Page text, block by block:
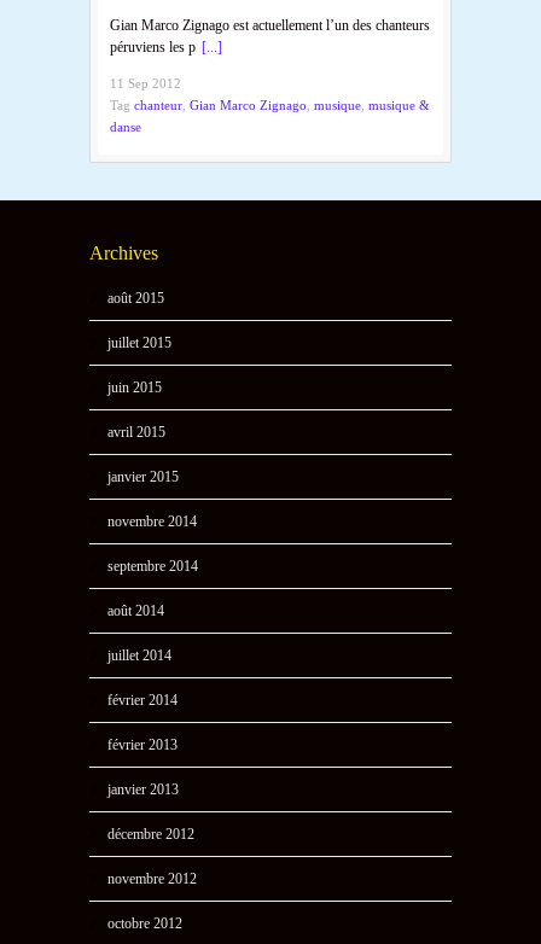
Gian Marco Zignago est actuellement l’un des chanteurs
péruviens les p [...]
11 Sep 2012
Tag chanteur Gian Marco Zignago musique musique &
danse
Archives
août 2015
juillet 2015
juin 2015
avril 2015
janvier 2015
novembre 2014
septembre 2014
août 2014
juillet 2014
février 2014
février 2013
janvier 2013
décembre 2012
novembre 2012
octobre 2012